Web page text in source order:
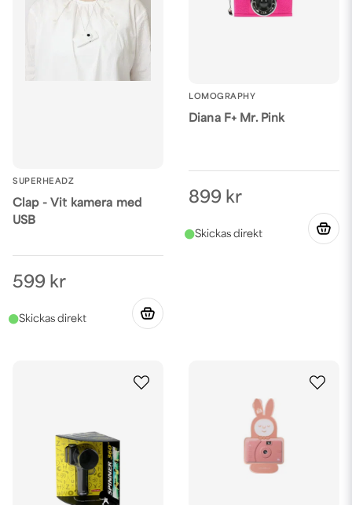
SUPERHEADZ
Clap - Vit kamera med
USB
599 kr
LOMOGRAPHY
Diana F+ Mr. Pink
899 kr